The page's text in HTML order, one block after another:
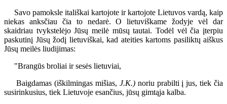
Savo pamoksle itališkai kartojote ir kartojote Lietuvos vardą, kaip
niekas anksčiau čia to nedarė. O lietuviškame žodyje vėl dar
skaidriau tvykstelėjo Jūsų meilė mūsų tautai. Todėl vėl čia įterpiu
paskutinį Jūsų žodį lietuviškai, kad ateities kartoms pasiliktų aiškus
Jūsų meilės liudijimas:
"Brangūs broliai ir sesės lietuviai,
Baigdamas (iškilmingas mišias, J.K.) noriu prabilti į jus, tiek čia
susirinkusius, tiek Lietuvoje esančius, jūsų gimtąja kalba.